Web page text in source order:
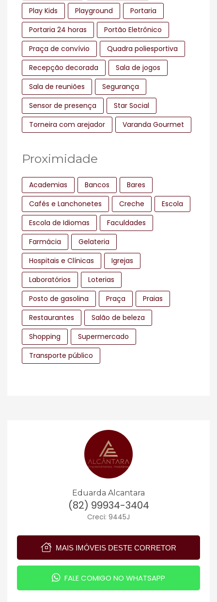
Play Kids
Playground
Portaria
Portaria 24 horas
Portão Eletrônico
Praça de convívio
Quadra poliesportiva
Recepção decorada
Sala de jogos
Sala de reuniões
Segurança
Sensor de presença
Star Social
Torneira com arejador
Varanda Gourmet
Proximidade
Academias Bancos
Bares
Cafés e Lanchonetes
Creche
Escola
Escola de Idiomas
Faculdades
Farmácia
Gelateria
Hospitais e Clínicas
Igrejas
Laboratórios
Loterias
Posto de gasolina
Praça
Praias
Restaurantes
Salão de beleza
Shopping
Supermercado
Transporte público
Eduarda Alcantara
(82) 99934-3404
Creci: 9445J
MAIS IMÓVEIS DESTE CORRETOR
FALE COMIGO NO WHATSAPP